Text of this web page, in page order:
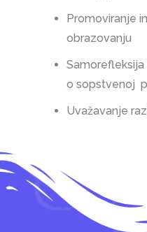
Promoviranje
obrazovanju
Samorefleksija
o sopstvenoj
Uvažavanje